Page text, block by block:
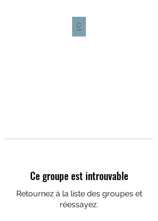
Ce groupe est introuvable
Retournez à la liste des groupes et
réessayez.